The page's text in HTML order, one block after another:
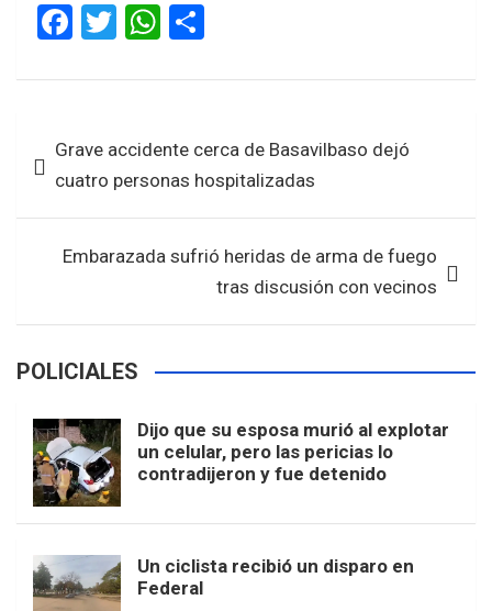
F
ce
o
o
k
T
tt
W
at
A
p
p
ar
de
entradas
Grave accidente cerca de Basavilbaso dejó
cuatro personas hospitalizadas
Embarazada sufrió heridas de arma de fuego
tras discusión con vecinos
POLICIALES
Dijo que su esposa murió al explotar
un celular, pero las pericias lo
contradijeron y fue detenido
Un ciclista recibió un disparo en
Federal